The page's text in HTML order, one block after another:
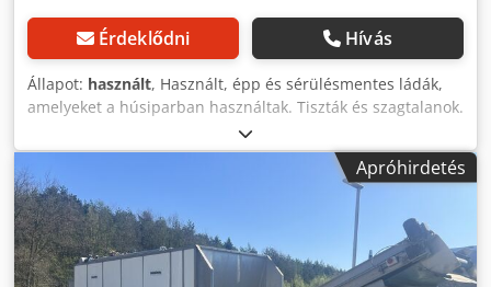
Érdeklődni Hívás
Állapot: használt, Használt, épp és sérülésmentes ládák,
amelyeket a húsiparban használtak. Tiszták és szagtalanok.
Körülbelül 3000 darab érhető el, az ár egy darabra
vonatkozik. A ládák átfordítva egymásba csukhatók, másik
helyzetben pedig egymásra rakhatók (stapelhetők). Méret:
600 x 400 x 300 mm. Tekintse meg további hirdetéseimet
is. Djdpfsy Uar Nex Ac Nsck
Apróhirdetés